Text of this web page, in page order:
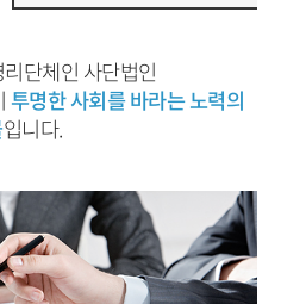
단체인 사단법인
투명한 사회를 바라는 노력의
입니다.